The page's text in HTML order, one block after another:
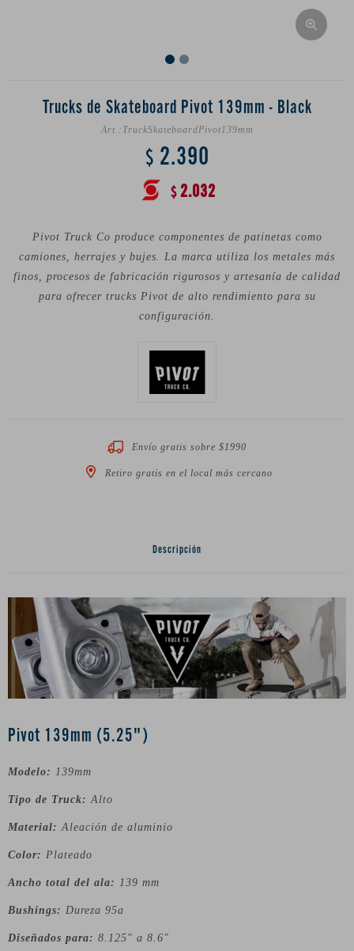
Trucks de Skateboard Pivot 139mm - Black
TruckSkateboardPivot139mm
$ 2.390
$ 2.032
Pivot Truck Co produce componentes de patinetas como
camiones, herrajes y bujes. La marca utiliza los metales más
finos, procesos de fabricación rigurosos y artesanía de calidad
para ofrecer trucks Pivot de alto rendimiento para su
configuración.
Envío gratis sobre $1990
Retiro gratis en el local más cercano
Descripción
Pivot 139mm (5.25")
Modelo: 139mm
Tipo de Truck: Alto
Material: Aleación de aluminio
Color: Plateado
Ancho total del ala: 139 mm
Bushings: Dureza 95a
Diseñados para: 8.125" a 8.6"